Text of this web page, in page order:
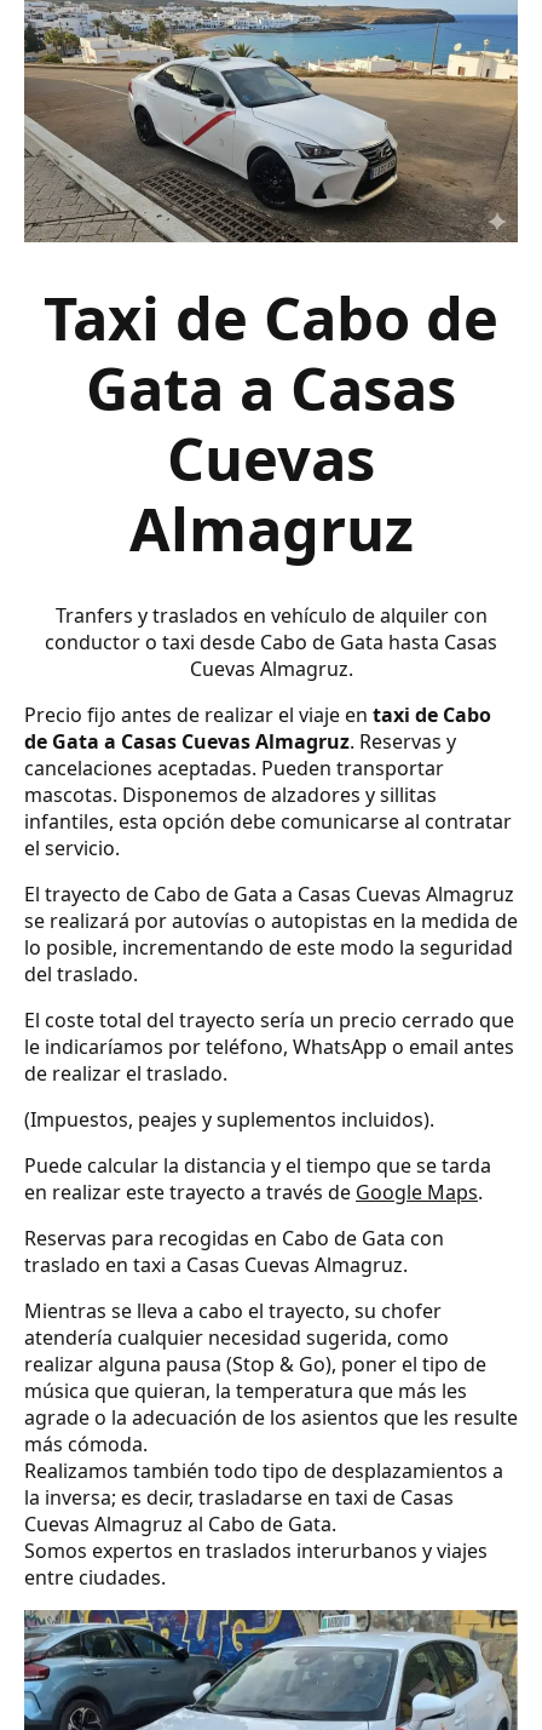
Taxi de Cabo de
Gata a Casas
Cuevas
Almagruz
Tranfers y traslados en vehículo de alquiler con
conductor o taxi desde Cabo de Gata hasta Casas
Cuevas Almagruz.
Precio fijo antes de realizar el viaje en taxi de Cabo
de Gata a Casas Cuevas Almagruz. Reservas y
cancelaciones aceptadas. Pueden transportar
mascotas. Disponemos de alzadores y sillitas
infantiles, esta opción debe comunicarse al contratar
el servicio.
El trayecto de Cabo de Gata a Casas Cuevas Almagruz
se realizará por autovías o autopistas en la medida de
lo posible, incrementando de este modo la seguridad
del traslado.
El coste total del trayecto sería un precio cerrado que
le indicaríamos por teléfono, WhatsApp o email antes
de realizar el traslado.
(Impuestos, peajes y suplementos incluidos).
Puede calcular la distancia y el tiempo que se tarda
en realizar este trayecto a través de Google Maps.
Reservas para recogidas en Cabo de Gata con
traslado en taxi a Casas Cuevas Almagruz.
Mientras se lleva a cabo el trayecto, su chofer
atendería cualquier necesidad sugerida, como
realizar alguna pausa (Stop & Go), poner el tipo de
música que quieran, la temperatura que más les
agrade o la adecuación de los asientos que les resulte
más cómoda.
Realizamos también todo tipo de desplazamientos a
la inversa; es decir, trasladarse en taxi de Casas
Cuevas Almagruz al Cabo de Gata.
Somos expertos en traslados interurbanos y viajes
entre ciudades.